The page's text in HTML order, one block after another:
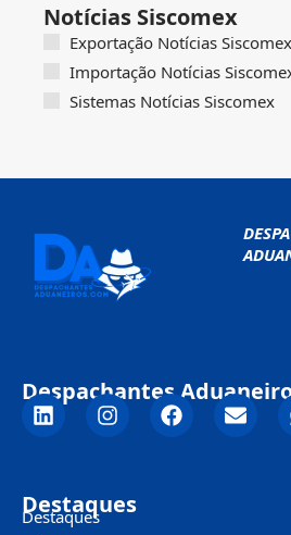
Notícias Siscomex
Exportação Notícias Siscomex
Importação Notícias
Sistemas Notícias Siscomex
Despachantes
Destaques
Destaques